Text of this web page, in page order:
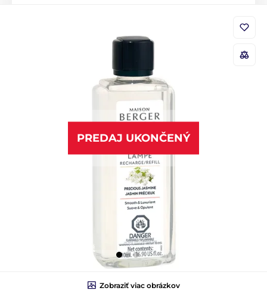
PREDAJ UKONČENÝ
Zobraziť viac obrázkov